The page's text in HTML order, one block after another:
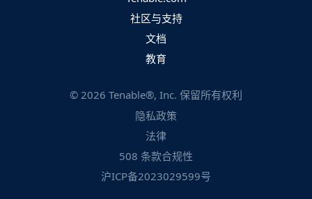
社区与支持
文档
教育
© 2026 Tenable®, Inc. 保留所有权利
隐私政策
法律
508 条款合规性
沪ICP备2023029599号